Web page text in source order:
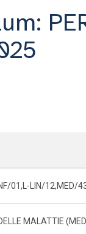
01,L-LIN/12,MED/
MALATTIE